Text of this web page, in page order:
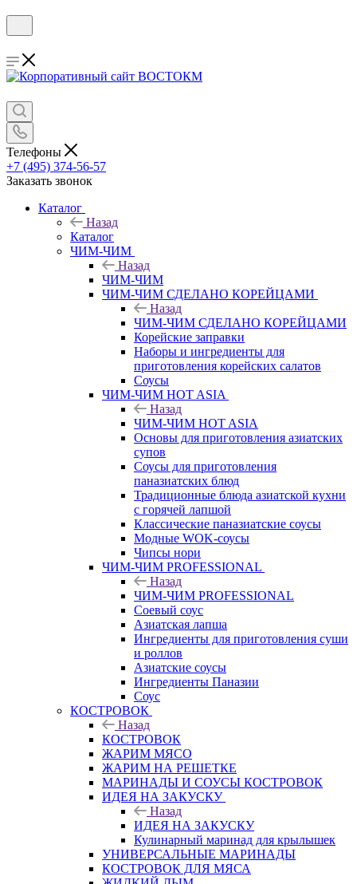
Телефоны
+7 (495) 374-56-57
Заказать звонок
Каталог
Назад
Каталог
ЧИМ-ЧИМ
Назад
ЧИМ-ЧИМ
ЧИМ-ЧИМ СДЕЛАНО КОРЕЙЦАМИ
Назад
ЧИМ-ЧИМ СДЕЛАНО КОРЕЙЦАМИ
Корейские заправки
Наборы и ингредиенты для
приготовления корейских салатов
Соусы
ЧИМ-ЧИМ HOT ASIA
Назад
ЧИМ-ЧИМ HOT ASIA
Основы для приготовления азиатских
супов
Соусы для приготовления
паназиатских блюд
Традиционные блюда азиатской кухни
с горячей лапшой
Классические паназиатские соусы
Модные WOK-соусы
Чипсы нори
ЧИМ-ЧИМ PROFESSIONAL
Назад
ЧИМ-ЧИМ PROFESSIONAL
Соевый соус
Азиатская лапша
Ингредиенты для приготовления суши
и роллов
Азиатские соусы
Ингредиенты Паназии
Соус
КОСТРОВОК
Назад
КОСТРОВОК
ЖАРИМ МЯСО
ЖАРИМ НА РЕШЕТКЕ
МАРИНАДЫ И СОУСЫ КОСТРОВОК
ИДЕЯ НА ЗАКУСКУ
Назад
ИДЕЯ НА ЗАКУСКУ
Кулинарный маринад для крылышек
УНИВЕРСАЛЬНЫЕ МАРИНАДЫ
КОСТРОВОК ДЛЯ МЯСА